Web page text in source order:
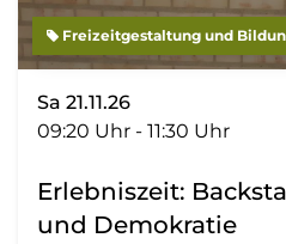
Freizeitgestaltung und
Sa 21.11.26
09:20 Uhr - 11:30 Uhr
Erlebniszeit:
und Demokratie